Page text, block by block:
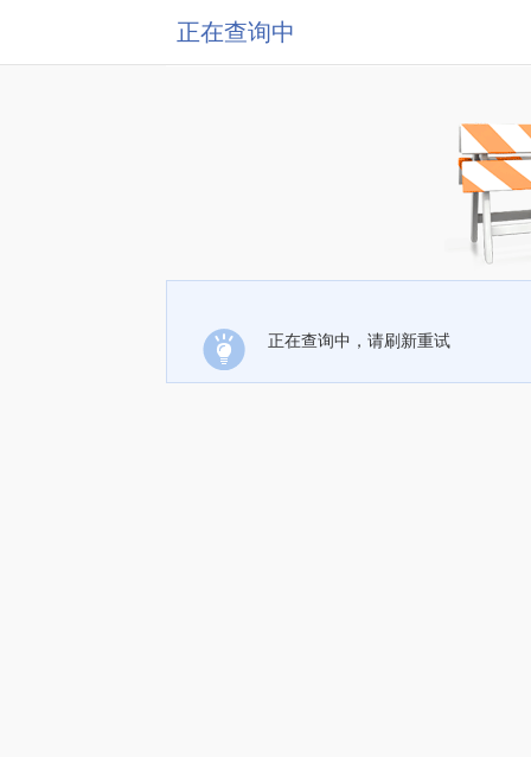
正在查询中
正在查询中，请刷新重试